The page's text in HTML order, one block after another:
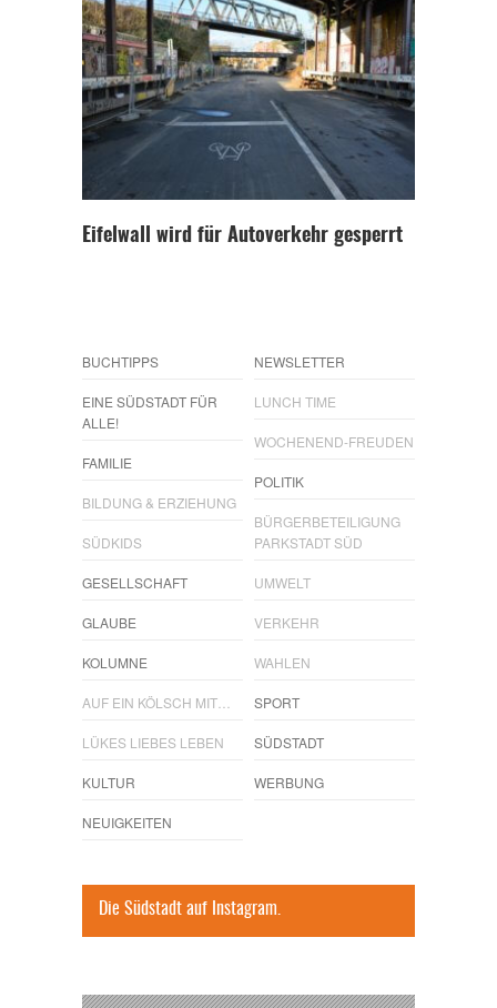
Eifelwall wird für Autoverkehr gesperrt
BUCHTIPPS
EINE SÜDSTADT FÜR
ALLE!
FAMILIE
BILDUNG & ERZIEHUNG
SÜDKIDS
GESELLSCHAFT
GLAUBE
KOLUMNE
AUF EIN KÖLSCH MIT…
LÜKES LIEBES LEBEN
KULTUR
NEUIGKEITEN
NEWSLETTER
LUNCH TIME
WOCHENEND-FREUDEN
POLITIK
BÜRGERBETEILIGUNG
PARKSTADT SÜD
UMWELT
VERKEHR
WAHLEN
SPORT
SÜDSTADT
WERBUNG
Die Südstadt auf Instagram.